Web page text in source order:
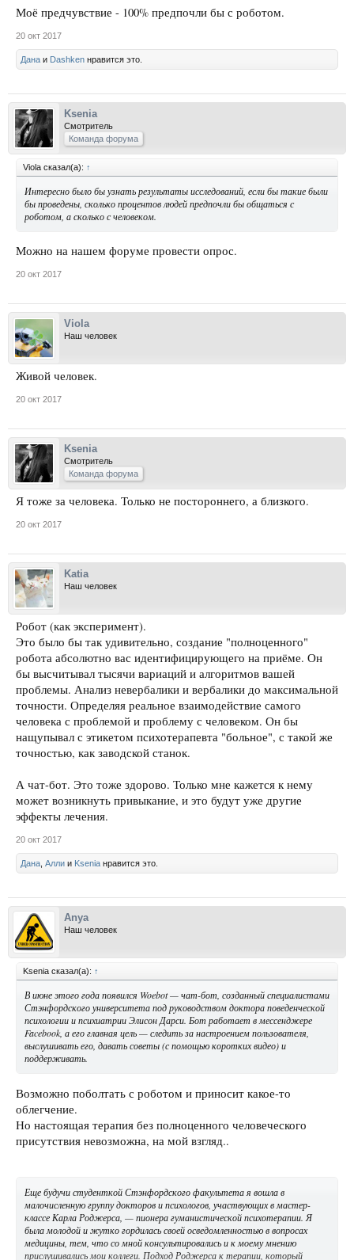
Моё предчувствие - 100% предпочли бы с роботом.
20 окт 2017
Дана и Dashken нравится это.
Ksenia
Смотритель
Команда форума
Viola сказал(а): ↑
Интересно было бы узнать результаты исследований, если бы такие были
бы проведены, сколько процентов людей предпочли бы общаться с
роботом, а сколько с человеком.
Можно на нашем форуме провести опрос.
20 окт 2017
Viola
Наш человек
Живой человек.
20 окт 2017
Ksenia
Смотритель
Команда форума
Я тоже за человека. Только не постороннего, а близкого.
20 окт 2017
Katia
Наш человек
Робот (как эксперимент).
Это было бы так удивительно, создание "полноценного"
робота абсолютно вас идентифицирующего на приёме. Он
бы высчитывал тысячи вариаций и алгоритмов вашей
проблемы. Анализ невербалики и вербалики до максимальной
точности. Определяя реальное взаимодействие самого
человека с проблемой и проблему с человеком. Он бы
нащупывал с этикетом психотерапевта "больное", с такой же
точностью, как заводской станок.
А чат-бот. Это тоже здорово. Только мне кажется к нему
может возникнуть привыкание, и это будут уже другие
эффекты лечения.
20 окт 2017
Дана Алли и Ksenia нравится это.
Anya
Наш человек
Ksenia сказал(а): ↑
В июне этого года появился Woebot — чат-бот, созданный специалистами
Стэнфордского университета под руководством доктора поведенческой
психологии и психиатрии Элисон Дарси. Бот работает в мессенджере
Facebook, а его главная цель — следить за настроением пользователя,
выслушивать его, давать советы (с помощью коротких видео) и
поддерживать.
Возможно поболтать с роботом и приносит какое-то
облегчение.
Но настоящая терапия без полноценного человеческого
присутствия невозможна, на мой взгляд..
Еще будучи студенткой Стэнфордского факультета я вошла в
малочисленную группу докторов и психологов, участвующих в мастер-
классе Карла Роджерса, — пионера гуманистической психотерапии. Я
была молодой и жутко гордилась своей осведомленностью в вопросах
медицины, тем, что со мной консультировались и к моему мнению
прислушивались мои коллеги. Подход Роджерса к терапии, который